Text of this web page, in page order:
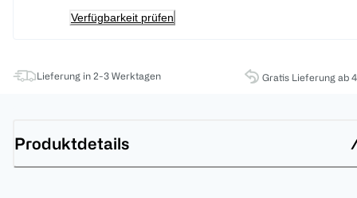
Verfügbarkeit prüfen
Lieferung in 2-3 Werktagen Gratis Lieferung ab
Produktdetails